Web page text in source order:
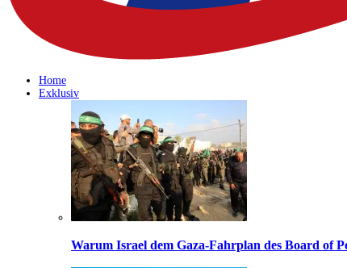
Home
Exklusiv
Warum Israel dem Gaza-Fahrplan des Board of